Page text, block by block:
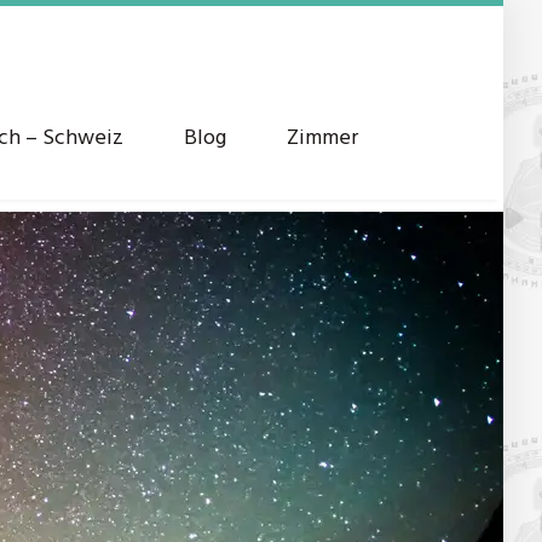
– Schweiz Blog Zimmer